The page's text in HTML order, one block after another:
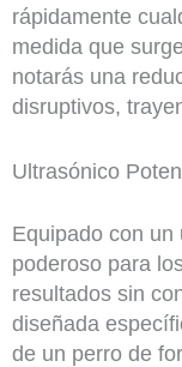
rápidamente
medida que
notarás una
disruptivos,
Ultrasónico
Equipado con un
poderoso para
resultados sin
diseñada
de un perro de